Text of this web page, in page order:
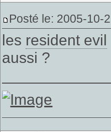
Posté le: 2005-10-
les resident evil
aussi ?